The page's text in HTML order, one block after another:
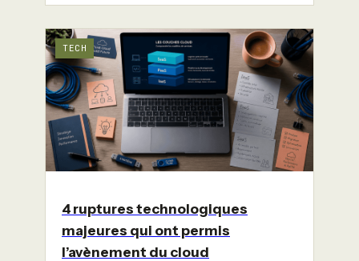
TECH
4 ruptures technologiques
majeures qui ont permis
l’avènement du cloud